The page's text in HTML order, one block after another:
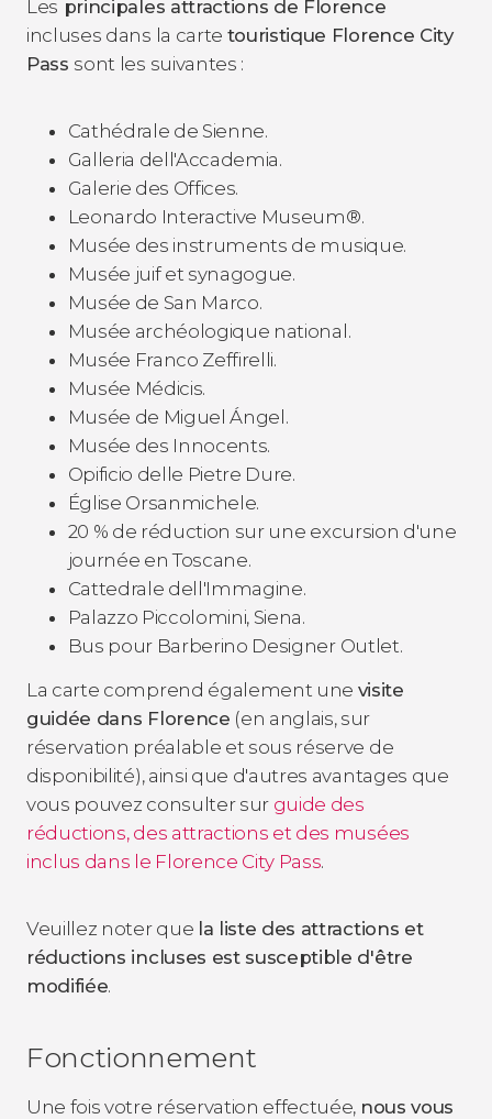
Les principales attractions de Florence
incluses dans la carte touristique Florence City
Pass sont les suivantes :
Cathédrale de Sienne.
Galleria dell'Accademia.
Galerie des Offices.
Leonardo Interactive Museum®.
Musée des instruments de musique.
Musée juif et synagogue.
Musée de San Marco.
Musée archéologique national.
Musée Franco Zeffirelli.
Musée Médicis.
Musée de Miguel Ángel.
Musée des Innocents.
Opificio delle Pietre Dure.
Église Orsanmichele.
20 % de réduction sur une excursion d'une
journée en Toscane.
Cattedrale dell'Immagine.
Palazzo Piccolomini, Siena.
Bus pour Barberino Designer Outlet.
La carte comprend également une visite
guidée dans Florence (en anglais, sur
réservation préalable et sous réserve de
disponibilité), ainsi que d'autres avantages que
vous pouvez consulter sur guide des
réductions, des attractions et des musées
inclus dans le Florence City Pass.
Veuillez noter que la liste des attractions et
réductions incluses est susceptible d'être
modifiée.
Fonctionnement
Une fois votre réservation effectuée, nous vous